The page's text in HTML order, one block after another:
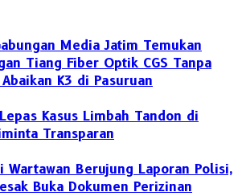
Media Jatim Temukan
Tiang Fiber Optik CGS Tanpa
K3 di Pasuruan
Kasus Limbah Tandon di
Transparan
Wartawan Berujung Laporan Polisi,
Buka Dokumen Perizinan